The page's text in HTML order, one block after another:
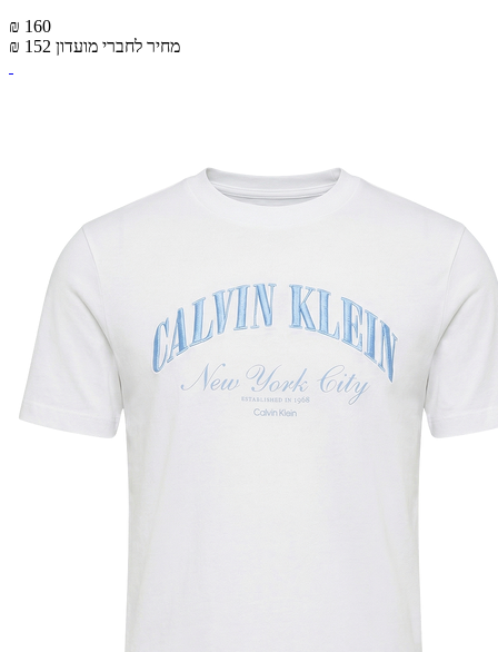
₪ 160
₪ 152 מחיר לחברי מועדון